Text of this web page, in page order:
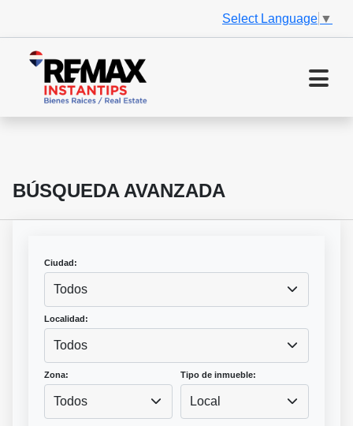
Select Language ▼
BÚSQUEDA AVANZADA
Ciudad:
Todos
Localidad:
Todos
Zona:
Todos
Tipo de inmueble:
Local